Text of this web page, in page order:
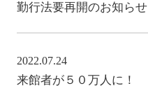
勤行法要再開のお知らせ
2022.07.24
来館者が５０万人に！